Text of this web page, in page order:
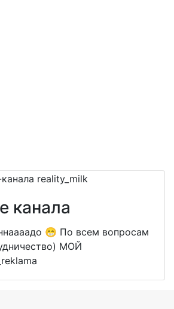
канала
😁 По всем вопросам
МОЙ